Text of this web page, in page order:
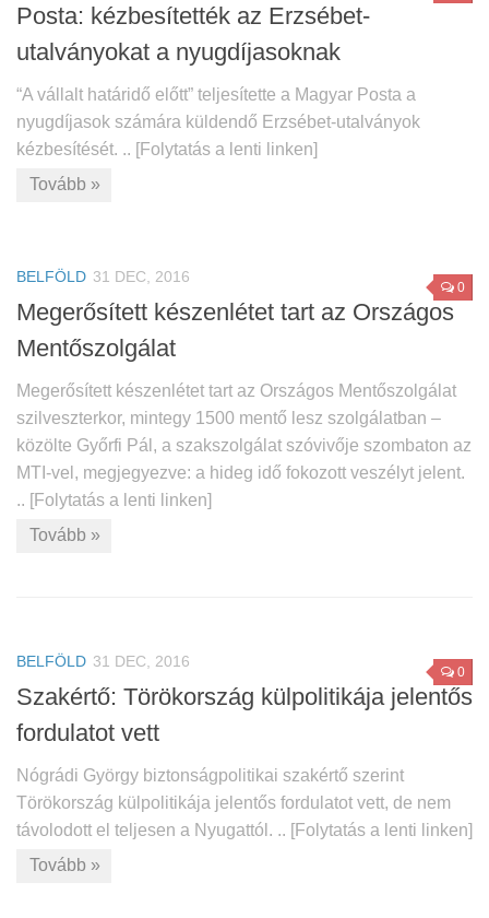
Posta: kézbesítették az Erzsébet-
utalványokat a nyugdíjasoknak
“A vállalt határidő előtt” teljesítette a Magyar Posta a
nyugdíjasok számára küldendő Erzsébet-utalványok
kézbesítését. .. [Folytatás a lenti linken]
Tovább »
0
BELFÖLD 31 DEC, 2016
Megerősített készenlétet tart az Országos
Mentőszolgálat
Megerősített készenlétet tart az Országos Mentőszolgálat
szilveszterkor, mintegy 1500 mentő lesz szolgálatban –
közölte Győrfi Pál, a szakszolgálat szóvivője szombaton az
MTI-vel, megjegyezve: a hideg idő fokozott veszélyt jelent.
.. [Folytatás a lenti linken]
Tovább »
0
BELFÖLD 31 DEC, 2016
Szakértő: Törökország külpolitikája jelentős
fordulatot vett
Nógrádi György biztonságpolitikai szakértő szerint
Törökország külpolitikája jelentős fordulatot vett, de nem
távolodott el teljesen a Nyugattól. .. [Folytatás a lenti linken]
Tovább »